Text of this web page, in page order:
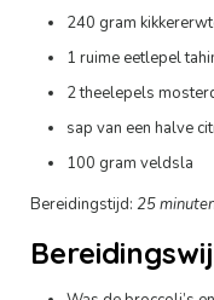
240 gram
1 ruime eetlepel
2 theelepels
sap van een halve
100 gram veldsla
Bereidingstijd: 25